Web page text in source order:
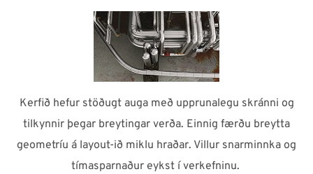
Kerfið hefur stöðugt auga með upprunalegu skránni og
tilkynnir þegar breytingar verða. Einnig færðu breytta
geometríu á layout-ið miklu hraðar. Villur snarminnka og
tímasparnaður eykst í verkefninu.